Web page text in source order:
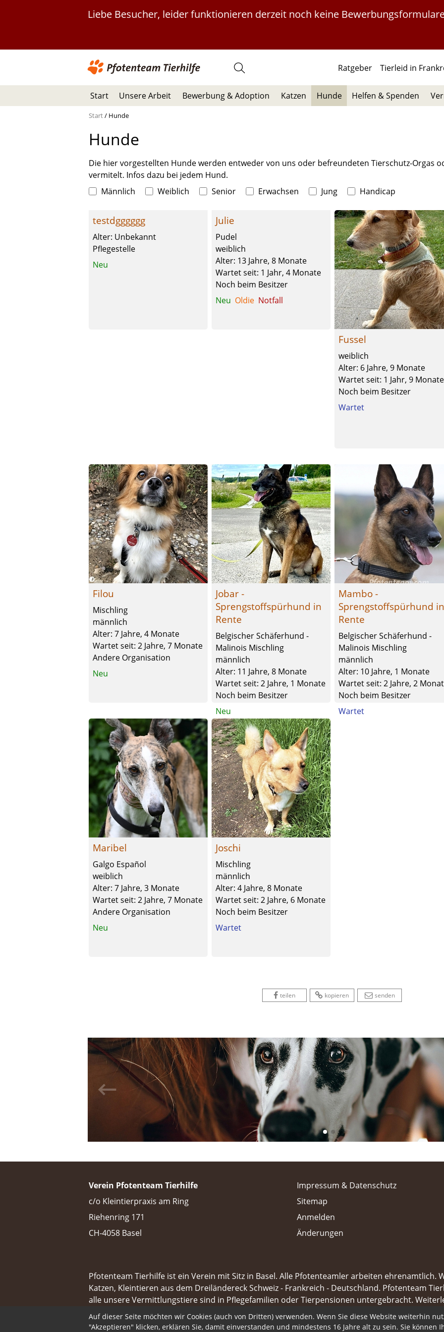
Liebe Besucher, leider funktionieren derzeit noch keine
Ratgeber Tierleid in
Start Unsere Arbeit Bewerbung & Adoption Katzen Hunde Helfen & Spenden
Start/ Hunde
Hunde
Die hier vorgestellten Hunde werden entweder von uns oder befreundeten Tierschutz-Orgas
vermitelt. Infos dazu bei jedem Hund.
Männlich Weiblich Senior Erwachsen Jung Handicap
testdgggggg
Alter: Unbekannt
Pflegestelle
Neu
Julie
Pudel
weiblich
Alter: 13 Jahre, 8 Monate
Wartet seit: 1 Jahr, 4 Monate
Noch beim Besitzer
Neu Oldie Notfall
Fussel
weiblich
Alter: 6 Jahre, 9 Monate
Wartet seit: 1 Jahr, 9 Monate
Noch beim Besitzer
Wartet
Filou
Mischling
männlich
Alter: 7 Jahre, 4 Monate
Wartet seit: 2 Jahre, 7 Monate
Andere Organisation
Neu
Jobar -
Sprengstoffspürhund in
Rente
Belgischer Schäferhund -
Malinois Mischling
männlich
Alter: 11 Jahre, 8 Monate
Wartet seit: 2 Jahre, 1 Monate
Noch beim Besitzer
Neu
Mambo -
Sprengstoffspürhund in
Rente
Belgischer Schäferhund -
Malinois Mischling
männlich
Alter: 10 Jahre, 1 Monate
Wartet seit: 2 Jahre, 2
Noch beim Besitzer
Wartet
Maribel
Galgo Español
weiblich
Alter: 7 Jahre, 3 Monate
Wartet seit: 2 Jahre, 7 Monate
Andere Organisation
Neu
Joschi
Mischling
männlich
Alter: 4 Jahre, 8 Monate
Wartet seit: 2 Jahre, 6 Monate
Noch beim Besitzer
Wartet
teilen kopieren senden
Verein Pfotenteam Tierhilfe
c/o Kleintierpraxis am Ring
Riehenring 171
CH-4058 Basel
Impressum & Datenschutz
Sitemap
Anmelden
Änderungen
Pfotenteam Tierhilfe ist ein Verein mit Sitz in Basel. Alle Pfotenteamler arbeiten ehrenamtlich.
Katzen, Kleintieren aus dem Dreiländereck Schweiz - Frankreich - Deutschland. Pfotenteam
alle unsere Vermittlungstiere sind in Pflegefamilien oder Tierpensionen untergebracht.
Auf dieser Seite möchten wir Cookies (auch von Dritten) verwenden. Wenn Sie diese Website weiterhin
"Akzeptieren" klicken, erklären Sie, damit einverstanden und mindestens 16 Jahre alt zu sein. Sie können